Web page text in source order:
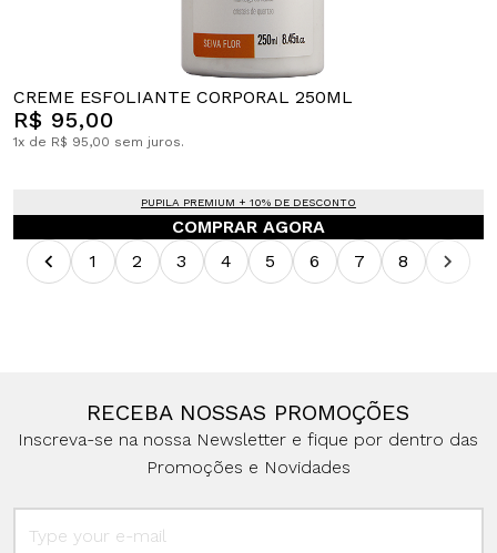
CREME ESFOLIANTE CORPORAL 250ML
R$ 95,00
1x de R$ 95,00 sem juros.
PUPILA PREMIUM + 10% DE DESCONTO
COMPRAR AGORA
1
2 3 4 5 6 7 8
RECEBA NOSSAS PROMOÇÕES
Inscreva-se na nossa Newsletter e fique por dentro das
Promoções e Novidades